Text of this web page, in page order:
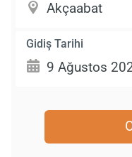
Gidiş Tarihi